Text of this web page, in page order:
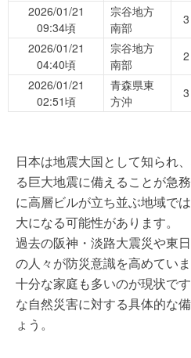
2026/01/21
09:34頃
宗谷地方
南部
3
2026/01/21
04:40頃
宗谷地方
南部
2
2026/01/21
02:51頃
青森県東
方沖
3
日本は地震大国として知られ
る巨大地震に備えることが急
に高層ビルが立ち並ぶ地域で
大になる可能性があります。
過去の阪神・淡路大震災や東
の人々が防災意識を高めてい
十分な家庭も多いのが現状で
な自然災害に対する具体的な
ょう。